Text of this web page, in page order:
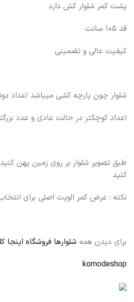
پشت کمر شلوار کش دارد
قد ۱۰۵ سانت
کیفیت عالی و تضمینی
شلوار چون پارچه کشی میباشد اعداد
اعداد کوچکتر در حالت عادی و عدد
طبق تصویر شلوار بر روی زمین پهن
کنید
نکته : عرض کمر الویت اصلی برای
برای دیدن همه شلوارها فروشگاه اینجا
komodeshop